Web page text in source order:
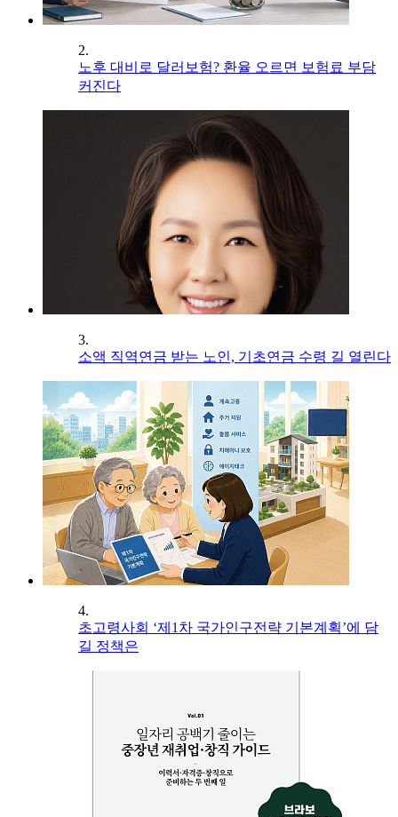
2.
노후 대비로 달러보험? 환율 오르면 보험료 부담
커진다
3.
소액 직역연금 받는 노인, 기초연금 수령 길 열린다
4.
초고령사회 ‘제1차 국가인구전략 기본계획’에 담
길 정책은